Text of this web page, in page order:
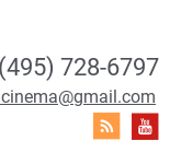
728-6797